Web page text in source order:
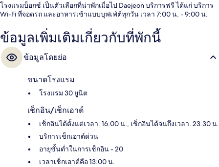
โรงแรมบ็อกซ์ เป็นตัวเลือกที่น่าพักเมื่อไป Daejeon บริการฟรี ได้แก่ บริการ
Wi-Fi ที่จอดรถ และอาหารเช้าแบบบุฟเฟ่ต์ทุกวัน เวลา 7:00 น. - 9:00 น.
ข้อมูลเพิ่มเติมเกี่ยวกับที่พักนี้
ข้อมูลโดยย่อ
ขนาดโรงแรม
โรงแรม 30 ยูนิต
เช็กอิน/เช็กเอาต์
เช็กอินได้ตั้งแต่เวลา: 16:00 น., เช็กอินได้จนถึงเวลา: 23:30 น.
บริการเช็กเอาต์ด่วน
อายุขั้นต่ำในการเช็กอิน - 20
เวลาเช็กเอาต์คือ 13:00 น.